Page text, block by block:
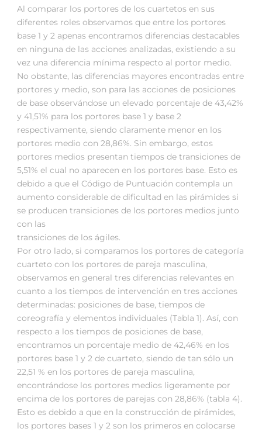
Al comparar los portores de los cuartetos en sus
diferentes roles observamos que entre los portores
base 1 y 2 apenas encontramos diferencias destacables
en ninguna de las acciones analizadas, existiendo a su
vez una diferencia mínima respecto al portor medio.
No obstante, las diferencias mayores encontradas entre
portores y medio, son para las acciones de posiciones
de base observándose un elevado porcentaje de 43,42%
y 41,51% para los portores base 1 y base 2
respectivamente, siendo claramente menor en los
portores medio con 28,86%. Sin embargo, estos
portores medios presentan tiempos de transiciones de
5,51% el cual no aparecen en los portores base. Esto es
debido a que el Código de Puntuación contempla un
aumento considerable de dificultad en las pirámides si
se producen transiciones de los portores medios junto
con las
transiciones de los ágiles.
Por otro lado, si comparamos los portores de categoría
cuarteto con los portores de pareja masculina,
observamos en general tres diferencias relevantes en
cuanto a los tiempos de intervención en tres acciones
determinadas: posiciones de base, tiempos de
coreografía y elementos individuales (Tabla 1). Así, con
respecto a los tiempos de posiciones de base,
encontramos un porcentaje medio de 42,46% en los
portores base 1 y 2 de cuarteto, siendo de tan sólo un
22,51 % en los portores de pareja masculina,
encontrándose los portores medios ligeramente por
encima de los portores de parejas con 28,86% (tabla 4).
Esto es debido a que en la construcción de pirámides,
los portores bases 1 y 2 son los primeros en colocarse